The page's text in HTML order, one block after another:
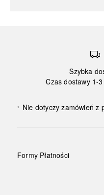
Szybka
Czas dostawy 1-
¹ Nie dotyczy zamówień z
Formy Płatności